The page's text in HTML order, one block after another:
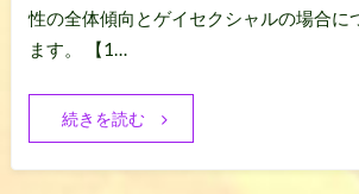
性の全体傾向とゲイセクシャルの場合に
ます。 【1…
続きを読む